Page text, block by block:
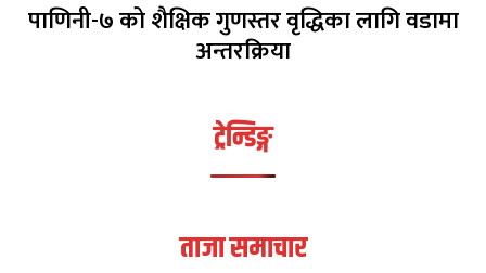
पाणिनी-७ को शैक्षिक गुणस्तर वृद्धिका लागि वडामा
अन्तरक्रिया
ट्रेन्डिङ्ग
ताजा समाचार